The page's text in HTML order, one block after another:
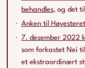
behandles, og det
Anken til
7. desember 2022
som forkastet Nei
et ekstraordinært